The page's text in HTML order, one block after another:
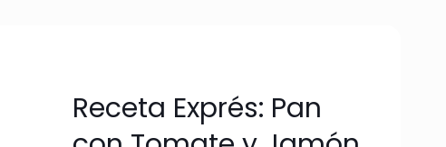
Receta Exprés: Pan